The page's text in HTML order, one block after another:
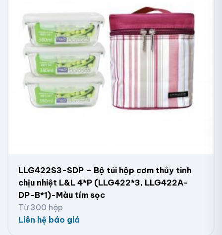
LLG422S3-SDP – Bộ túi hộp cơm thủy tinh
chịu nhiệt L&L 4*P (LLG422*3, LLG422A-
DP-B*1)-Màu tím sọc
Từ 300 hộp
Liên hệ báo giá